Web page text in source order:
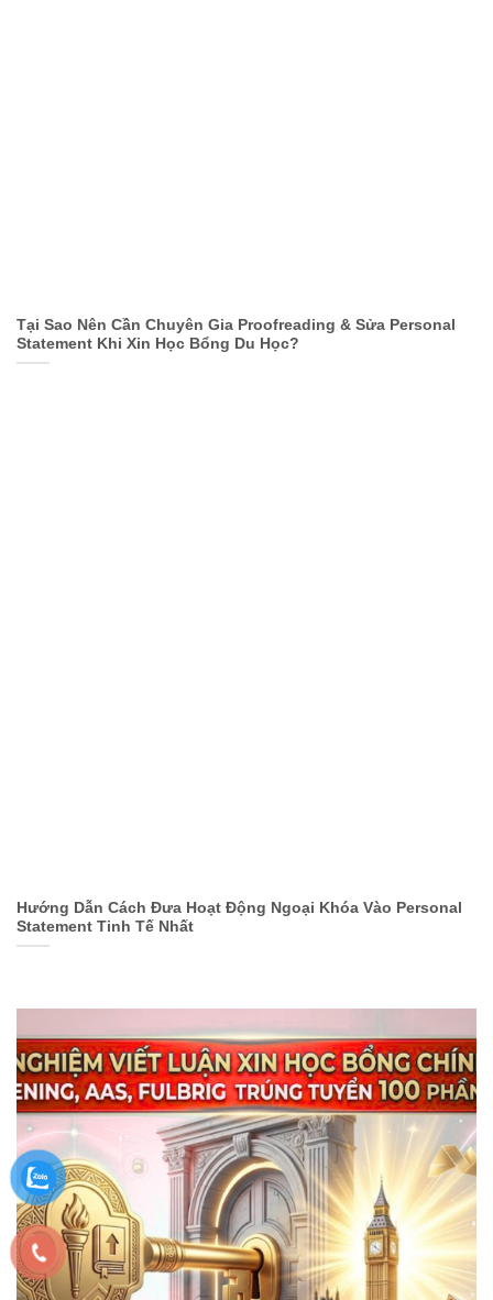
Tại Sao Nên Cần Chuyên Gia Proofreading & Sửa Personal
Statement Khi Xin Học Bổng Du Học?
Hướng Dẫn Cách Đưa Hoạt Động Ngoại Khóa Vào Personal
Statement Tinh Tế Nhất